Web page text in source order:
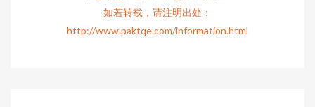
如若转载，请注明出处：
http://www.paktqe.com/information.html